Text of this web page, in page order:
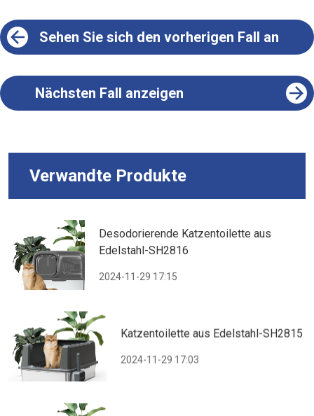
Sehen Sie sich den vorherigen Fall an
Nächsten Fall anzeigen
Verwandte Produkte
Desodorierende Katzentoilette aus
Edelstahl-SH2816
2024-11-29 17:15
Katzentoilette aus Edelstahl-SH2815
2024-11-29 17:03